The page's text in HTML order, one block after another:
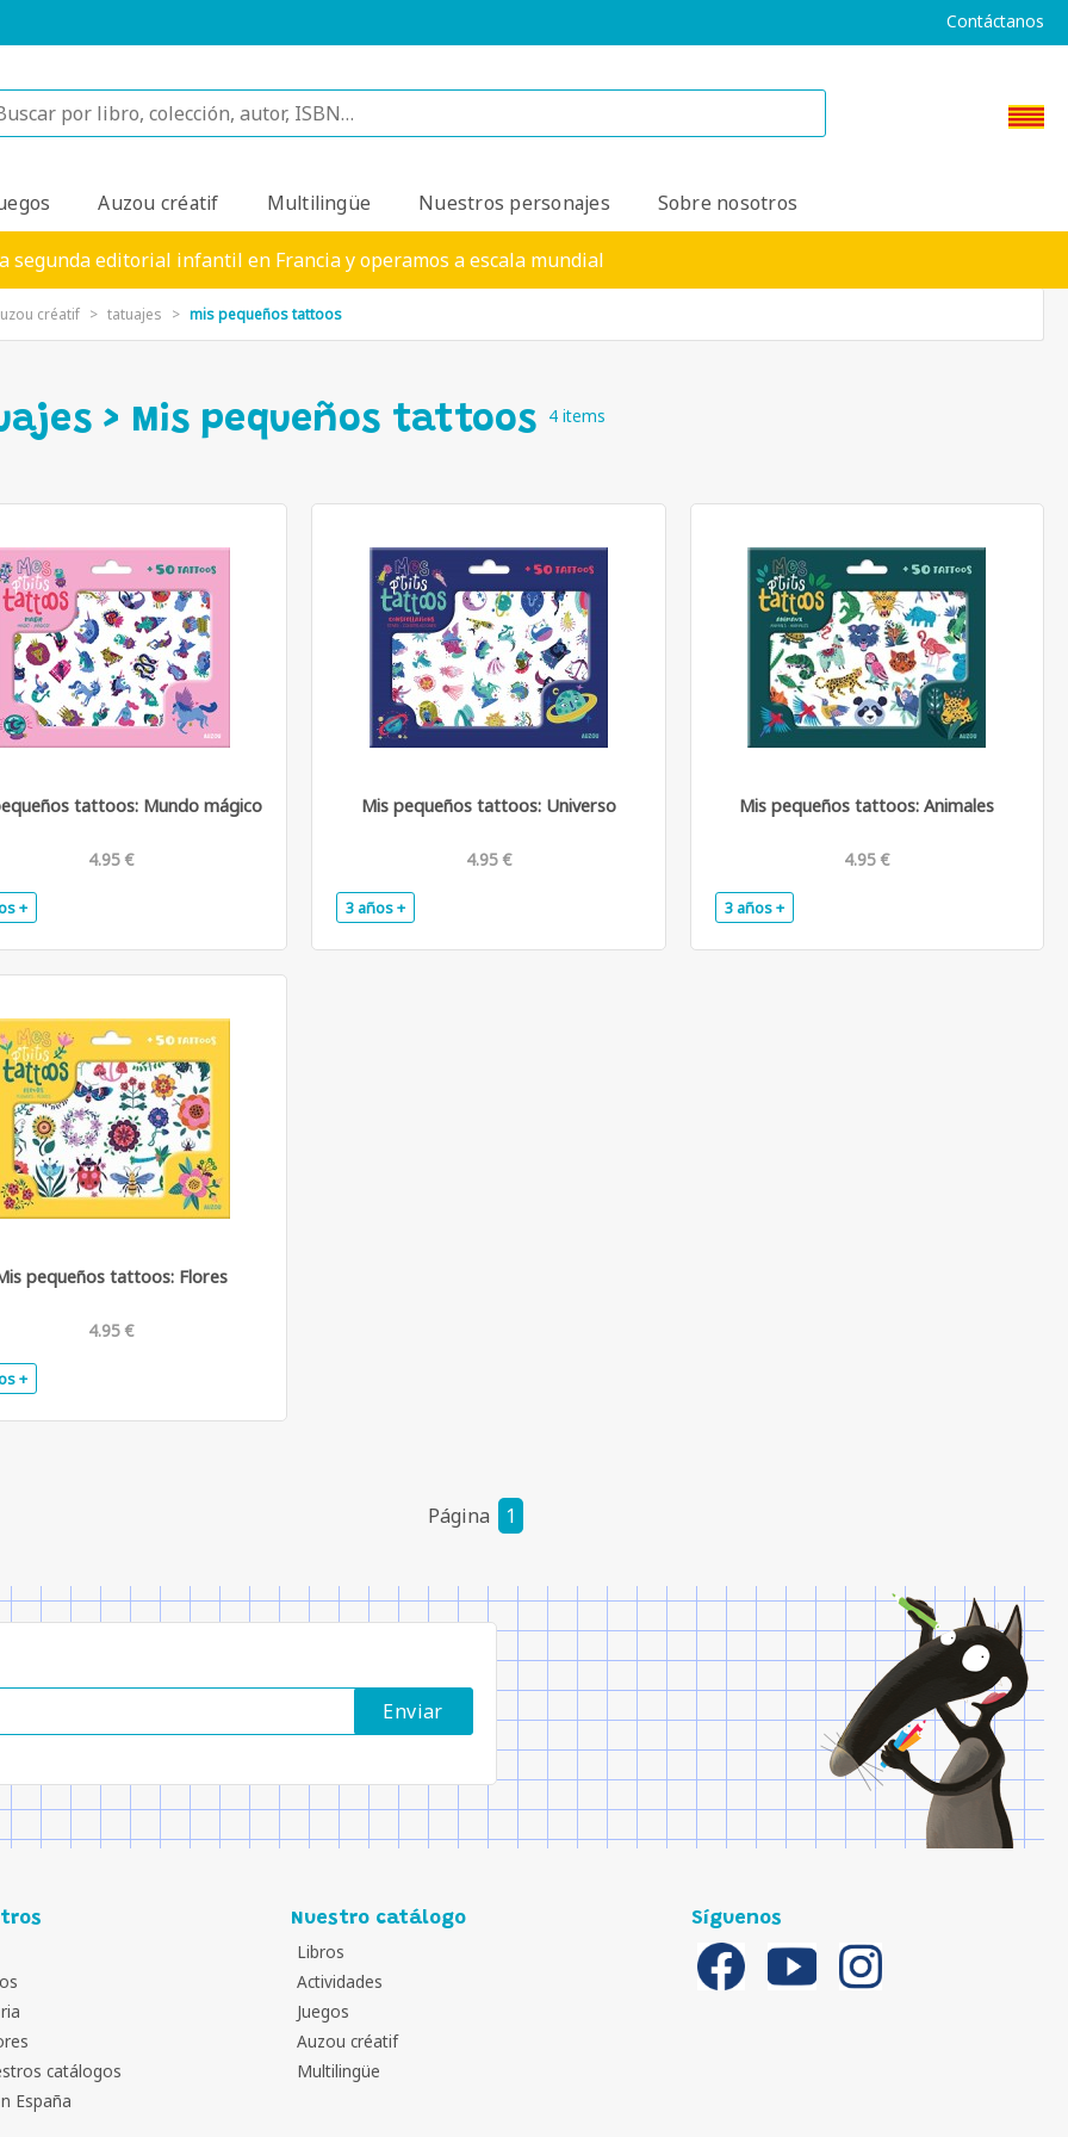
Contáctanos
Auzou créatif Multilingüe Nuestros personajes Sobre nosotros
segunda editorial infantil en Francia y operamos a escala mundial
créatif tatuajes mis pequeños tattoos
> Mis pequeños tattoos 4 items
tattoos: Mundo mágico
4.95 €
+
Mis pequeños tattoos: Universo
4.95 €
3 años +
Mis pequeños tattoos: Animales
4.95 €
3 años +
pequeños tattoos: Flores
4.95 €
+
Página 1
catálogos
España
Nuestro catálogo
Libros
Actividades
Juegos
Auzou créatif
Multilingüe
Síguenos